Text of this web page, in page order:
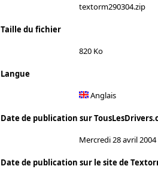
textorm290304.zip
Taille du fichier
820 Ko
Langue
Anglais
Date de publication sur
Mercredi 28 avril 2004
Date de publication sur le site de